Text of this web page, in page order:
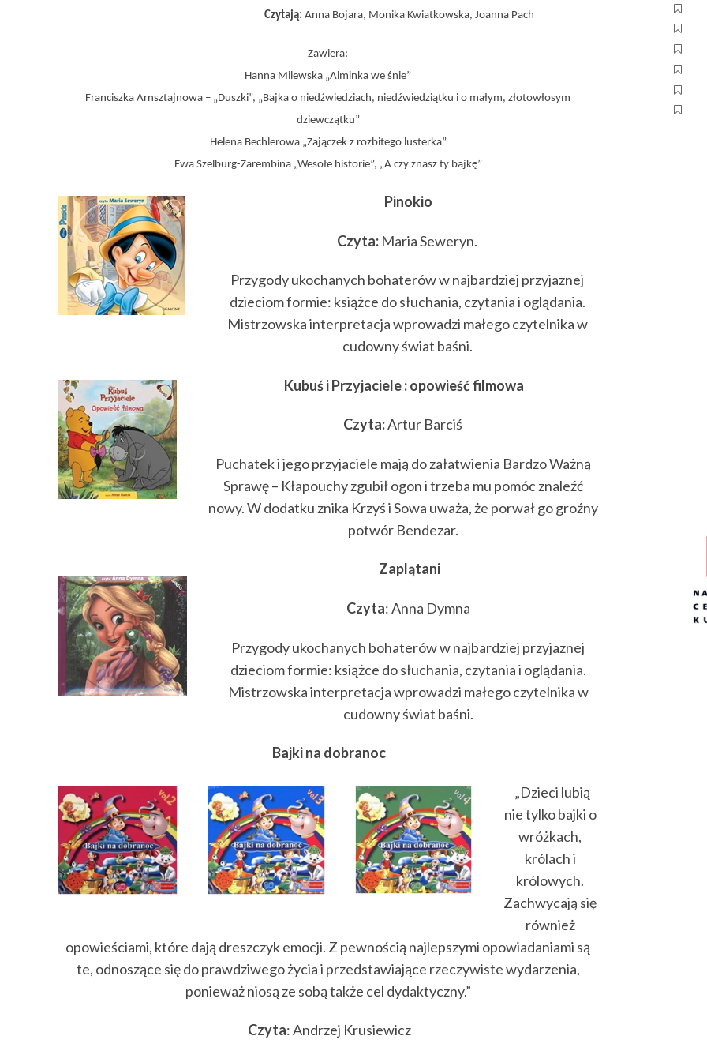
Czytają: Anna Bojara, Monika Kwiatkowska, Joanna Pach
Zawiera:
Hanna Milewska „Alminka we śnie”
Franciszka Arnsztajnowa – „Duszki”, „Bajka o niedźwiedziach, niedźwiedziątku i o małym, złotowłosym
dziewczątku”
Helena Bechlerowa „Zajączek z rozbitego lusterka”
Ewa Szelburg-Zarembina „Wesołe historie”, „A czy znasz ty bajkę”
Pinokio
Czyta: Maria Seweryn.
Przygody ukochanych bohaterów w najbardziej przyjaznej
dzieciom formie: książce do słuchania, czytania i oglądania.
Mistrzowska interpretacja wprowadzi małego czytelnika w
cudowny świat baśni.
Kubuś i Przyjaciele : opowieść filmowa
Czyta:Artur Barciś
Puchatek i jego przyjaciele mają do załatwienia Bardzo Ważną
Sprawę – Kłapouchy zgubił ogon i trzeba mu pomóc znaleźć
nowy. W dodatku znika Krzyś i Sowa uważa, że porwał go groźny
potwór Bendezar.
Zaplątani
Czyta: Anna Dymna
Przygody ukochanych bohaterów w najbardziej przyjaznej
dzieciom formie: książce do słuchania, czytania i oglądania.
Mistrzowska interpretacja wprowadzi małego czytelnika w
cudowny świat baśni.
Bajki na dobranoc
„Dzieci lubią
nie tylko bajki o
wróżkach,
królach i
królowych.
Zachwycają się
również
opowieściami, które dają dreszczyk emocji. Z pewnością najlepszymi opowiadaniami są
te, odnoszące się do prawdziwego życia i przedstawiające rzeczywiste wydarzenia,
ponieważ niosą ze sobą także cel dydaktyczny.”
Czyta: Andrzej Krusiewicz